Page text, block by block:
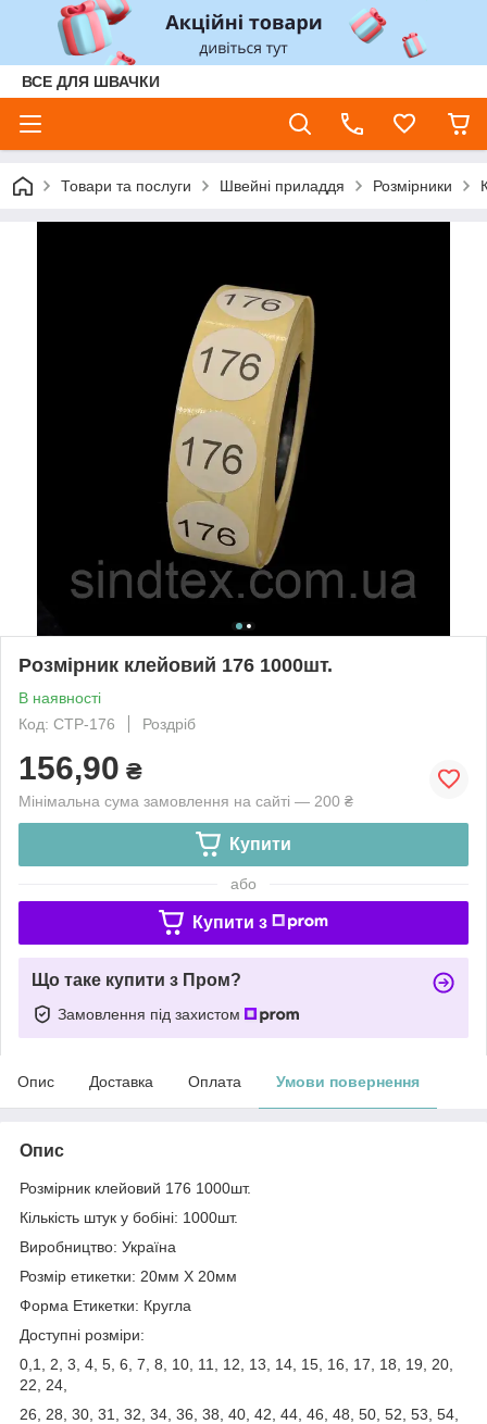
ВСЕ ДЛЯ ШВАЧКИ
Товари та послуги Швейні приладдя Розмірники
Розмірник клейовий 176 1000шт.
В наявності
Код: СТР-176
Роздріб
156,90 ₴
Мінімальна сума замовлення на сайті — 200 ₴
Купити
або
Купити з
Що таке купити з Пром?
Замовлення під захистом
Опис Доставка Оплата Умови повернення
Опис
Розмірник клейовий 176 1000шт.
Кількість штук у бобіні: 1000шт.
Виробництво: Україна
Розмір етикетки: 20мм Х 20мм
Форма Етикетки: Кругла
Доступні розміри:
0,1, 2, 3, 4, 5, 6, 7, 8, 10, 11, 12, 13, 14, 15, 16, 17, 18, 19, 20,
22, 24,
26, 28, 30, 31, 32, 34, 36, 38, 40, 42, 44, 46, 48, 50, 52, 53, 54,